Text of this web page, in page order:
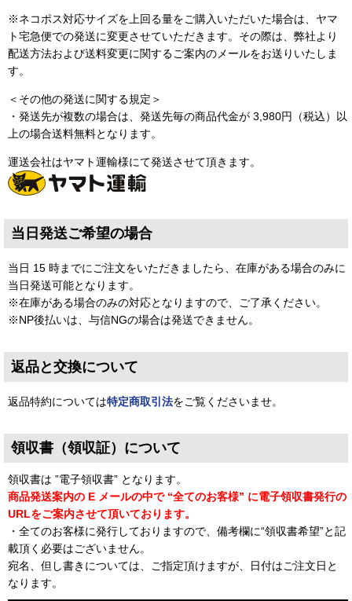
※ネコポス対応サイズを上回る量をご購入いただいた場合は、ヤマ
ト宅急便での発送に変更させていただきます。その際は、弊社より
配送方法および送料変更に関するご案内のメールをお送りいたしま
す。
＜その他の発送に関する規定＞
・発送先が複数の場合は、発送先毎の商品代金が 3,980円（税込）以
上の場合送料無料となります。
運送会社はヤマト運輸様にて発送させて頂きます。
当日発送ご希望の場合
当日 15 時までにご注文をいただきましたら、在庫がある場合のみに
当日発送可能となります。
※在庫がある場合のみの対応となりますので、ご了承ください。
※NP後払いは、与信NGの場合は発送できません。
返品と交換について
返品特約については特定商取引法をご覧くださいませ。
領収書（領収証）について
領収書は ”電子領収書” となります。
商品発送案内の E メールの中で “全てのお客様” に電子領収書発行の
URLをご案内させて頂いております。
・全てのお客様に発行しておりますので、備考欄に“領収書希望”と記
載頂く必要はございません。
宛名、但し書きについては、ご指定頂けますが、日付はご注文日と
なります。